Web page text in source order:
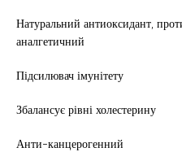
Натуральний антиоксидант,
аналгетичний
Підсилювач імунітету
Збалансує рівні холестерину
Анти-канцерогенний